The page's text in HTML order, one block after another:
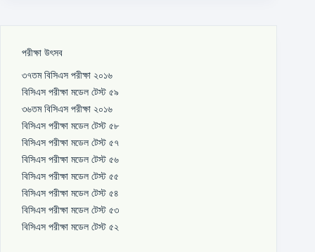
পরীক্ষা উৎসব
৩৭তম বিসিএস পরীক্ষা ২০১৬
বিসিএস পরীক্ষা মডেল টেস্ট ৫৯
৩৬তম বিসিএস পরীক্ষা ২০১৬
বিসিএস পরীক্ষা মডেল টেস্ট ৫৮
বিসিএস পরীক্ষা মডেল টেস্ট ৫৭
বিসিএস পরীক্ষা মডেল টেস্ট ৫৬
বিসিএস পরীক্ষা মডেল টেস্ট ৫৫
বিসিএস পরীক্ষা মডেল টেস্ট ৫৪
বিসিএস পরীক্ষা মডেল টেস্ট ৫৩
বিসিএস পরীক্ষা মডেল টেস্ট ৫২